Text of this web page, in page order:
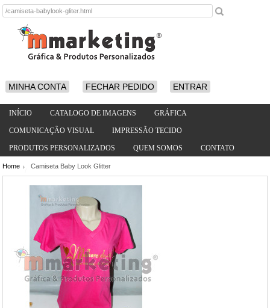
MINHA CONTA FECHAR PEDIDO ENTRAR
INÍCIO CATALOGO DE IMAGENS GRÁFICA
COMUNICAÇÃO VISUAL IMPRESSÃO TECIDO
PRODUTOS PERSONALIZADOS QUEM SOMOS CONTATO
Home Camiseta Baby Look Glitter